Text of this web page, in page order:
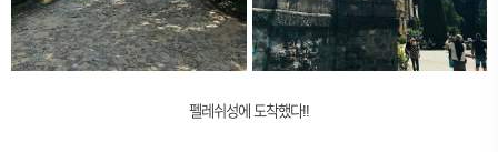
펠레쉬성에 도착했다!!